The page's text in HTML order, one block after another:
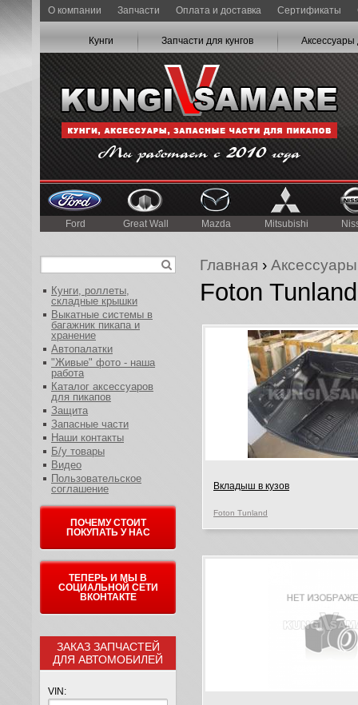
О компании Запчасти Оплата и доставка Сертификаты
Кунги Запчасти для кунгов Аксессуары
Ford Great Wall Mazda Mitsubishi
Главная ›
Foton Tunland
Вкладыш в кузов
Foton Tunland
Кунги, роллеты,
складные крышки
Выкатные системы в
багажник пикапа и
хранение
Автопалатки
"Живые" фото - наша
работа
Каталог аксессуаров
для пикапов
Защита
Запасные части
Наши контакты
Б/у товары
Видео
Пользовательское
соглашение
ПОЧЕМУ СТОИТ
ПОКУПАТЬ У НАС
ТЕПЕРЬ И МЫ В
СОЦИАЛЬНОЙ СЕТИ
ВКОНТАКТЕ
ЗАКАЗ ЗАПЧАСТЕЙ
ДЛЯ АВТОМОБИЛЕЙ
VIN: